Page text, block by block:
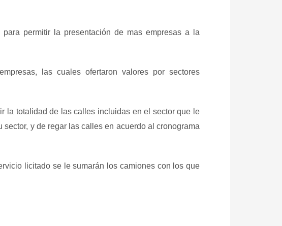
permitir la presentación de mas empresas a la
las cuales ofertaron valores por sectores
la totalidad de las calles incluidas en el sector que le
y de regar las calles en acuerdo al cronograma
licitado se le sumarán los camiones con los que